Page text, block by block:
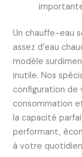
Un chauffe-eau
assez d’eau
modèle
inutile. Nos
configuration
consommation
la capacité
performant,
à votre